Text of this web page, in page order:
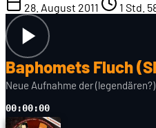
28. August 2011 1 Std.
Baphomets Fluch
Neue Aufnahme der (legendären?)
00:00:00